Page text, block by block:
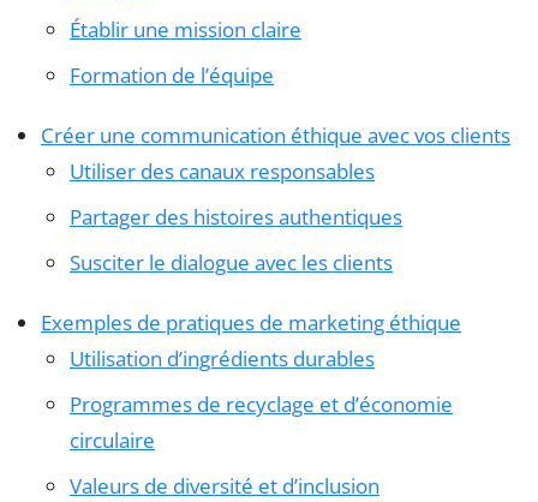
Établir une mission claire
Formation de l’équipe
Créer une communication éthique avec vos clients
Utiliser des canaux responsables
Partager des histoires authentiques
Susciter le dialogue avec les clients
Exemples de pratiques de marketing éthique
Utilisation d’ingrédients durables
Programmes de recyclage et d’économie
circulaire
Valeurs de diversité et d’inclusion